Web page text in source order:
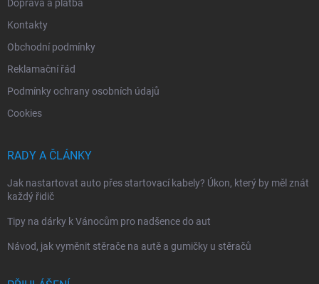
Doprava a platba
Kontakty
Obchodní podmínky
Reklamační řád
Podmínky ochrany osobních údajů
Cookies
RADY A ČLÁNKY
Jak nastartovat auto přes startovací kabely? Úkon, který by měl znát
každý řidič
Tipy na dárky k Vánocům pro nadšence do aut
Návod, jak vyměnit stěrače na autě a gumičky u stěračů